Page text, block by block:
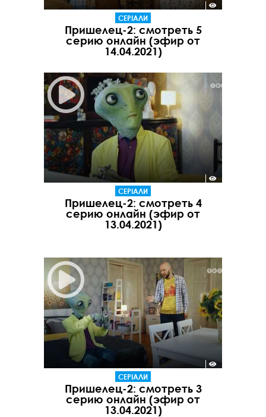
СЕРІАЛИ
Пришелец-2: смотреть 5
серию онлайн (эфир от
14.04.2021)
СЕРІАЛИ
Пришелец-2: смотреть 4
серию онлайн (эфир от
13.04.2021)
СЕРІАЛИ
Пришелец-2: смотреть 3
серию онлайн (эфир от
13.04.2021)